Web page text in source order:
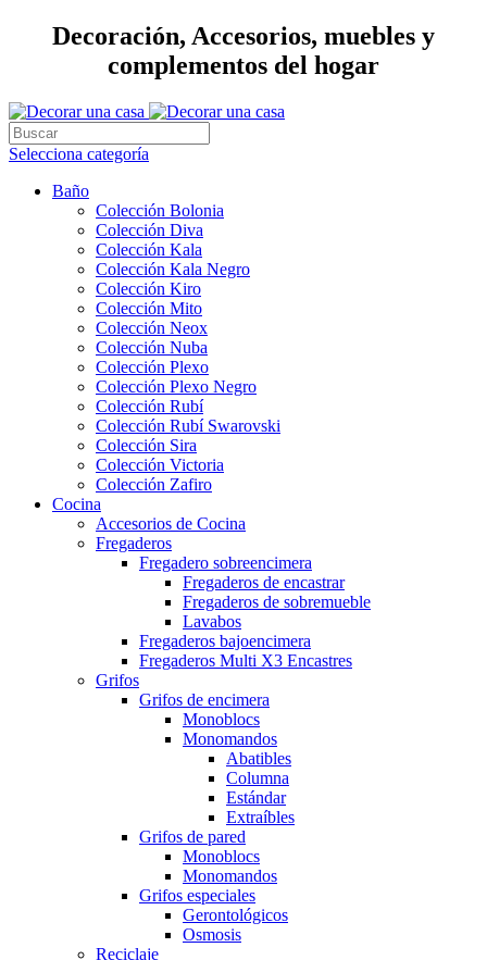
Decoración, Accesorios, muebles y
complementos del hogar
Selecciona categoría
Baño
Colección Bolonia
Colección Diva
Colección Kala
Colección Kala Negro
Colección Kiro
Colección Mito
Colección Neox
Colección Nuba
Colección Plexo
Colección Plexo Negro
Colección Rubí
Colección Rubí Swarovski
Colección Sira
Colección Victoria
Colección Zafiro
Cocina
Accesorios de Cocina
Fregaderos
Fregadero sobreencimera
Fregaderos de encastrar
Fregaderos de sobremueble
Lavabos
Fregaderos bajoencimera
Fregaderos Multi X3 Encastres
Grifos
Grifos de encimera
Monoblocs
Monomandos
Abatibles
Columna
Estándar
Extraíbles
Grifos de pared
Monoblocs
Monomandos
Grifos especiales
Gerontológicos
Osmosis
Reciclaje